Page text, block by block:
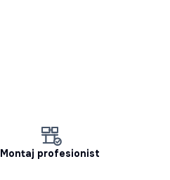
Montaj profesionist